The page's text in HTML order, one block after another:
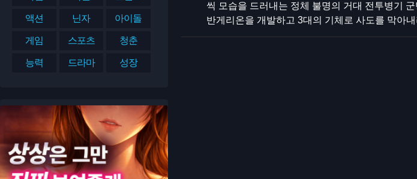
액션 닌자 아이돌
게임 스포츠 청춘
능력 드라마 성장
씩 모습을 드러내는 정체 불명의 거대 전투병기
반게리온을 개발하고 3대의 기체로 사도를 막아내